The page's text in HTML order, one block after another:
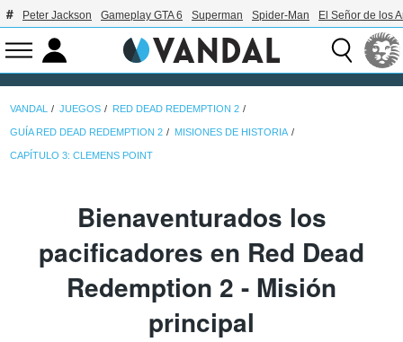
Peter Jackson Gameplay GTA 6 Superman Spider-Man El Señor de los
VANDAL JUEGOS RED DEAD REDEMPTION 2
GUÍA RED DEAD REDEMPTION 2 MISIONES DE HISTORIA
CAPÍTULO 3: CLEMENS POINT
Bienaventurados los
pacificadores en Red Dead
Redemption 2 - Misión
principal